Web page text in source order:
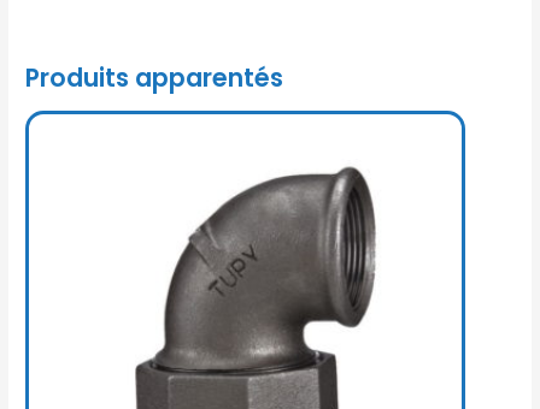
Produits apparentés